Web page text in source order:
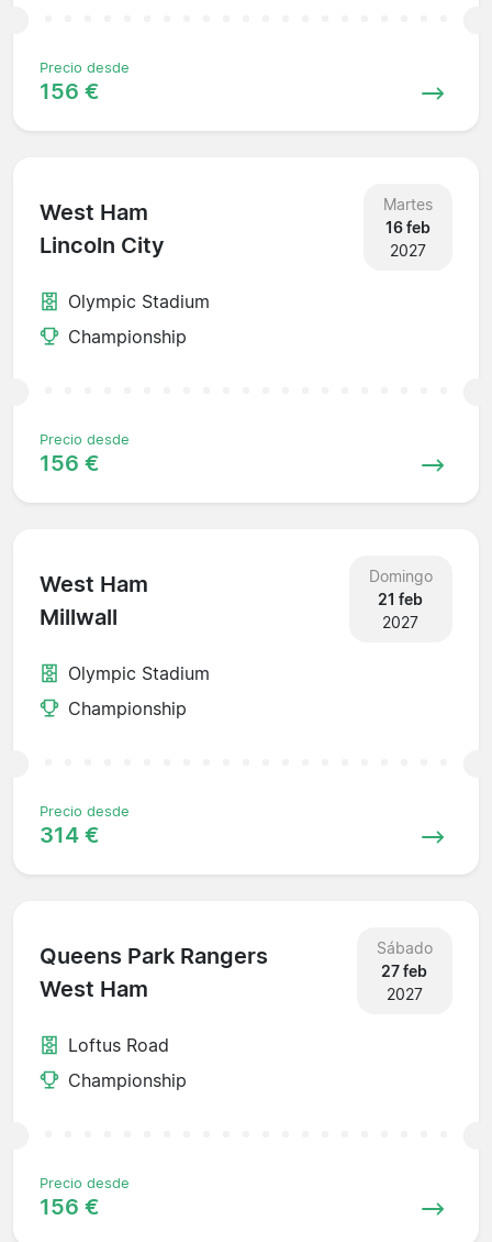
Precio desde
156 €
West Ham
Lincoln City
Martes
16 feb
2027
Olympic Stadium
Championship
Precio desde
156 €
West Ham
Millwall
Domingo
21 feb
2027
Olympic Stadium
Championship
Precio desde
314 €
Queens Park Rangers
West Ham
Sábado
27 feb
2027
Loftus Road
Championship
Precio desde
156 €